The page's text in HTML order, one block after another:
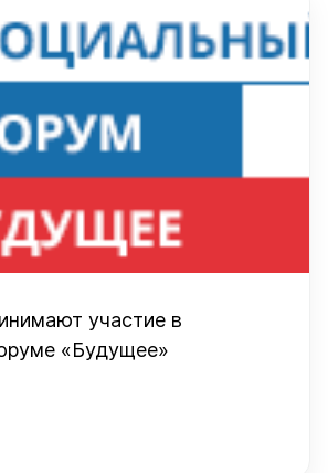
участие в
«Будущее»